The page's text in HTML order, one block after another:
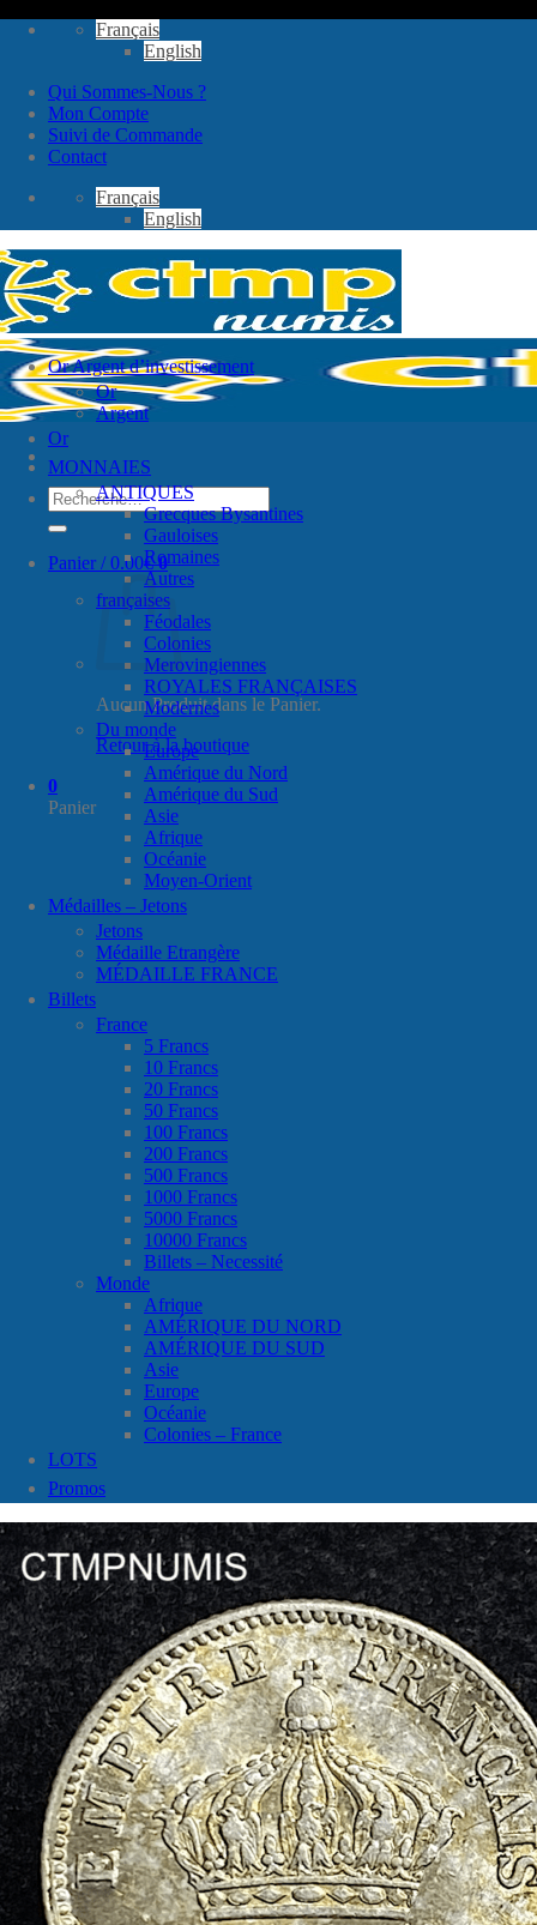
Passer
Français
English
Qui Sommes-Nous ?
Mon Compte
Suivi de Commande
Contact
Français
English
Recherche
pour :
Panier /0.00€ 0
Aucun Produit dans le Panier.
Retour à la boutique
0
Panier
Or Argent d’investissement
Or
Argent
Or
MONNAIES
ANTIQUES
Grecques Bysantines
Gauloises
Romaines
Autres
françaises
Féodales
Colonies
Merovingiennes
ROYALES FRANÇAISES
Modernes
Du monde
Europe
Amérique du Nord
Amérique du Sud
Asie
Afrique
Océanie
Moyen-Orient
Médailles – Jetons
Jetons
Médaille Etrangère
MÉDAILLE FRANCE
Billets
France
5 Francs
10 Francs
20 Francs
50 Francs
100 Francs
200 Francs
500 Francs
1000 Francs
5000 Francs
10000 Francs
Billets – Necessité
Monde
Afrique
AMÉRIQUE DU NORD
AMÉRIQUE DU SUD
Asie
Europe
Océanie
Colonies – France
LOTS
Promos